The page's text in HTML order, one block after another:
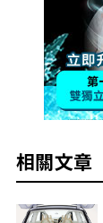
相關文章